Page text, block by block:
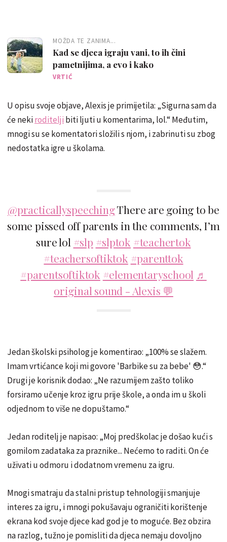
MOŽDA TE ZANIMA...
Kad se djeca igraju vani, to ih čini
pametnijima, a evo i kako
VRTIĆ
U opisu svoje objave, Alexis je primijetila: „Sigurna sam da
će nekiroditelji biti ljuti u komentarima, lol.“ Međutim,
mnogi su se komentatori složili s njom, i zabrinuti su zbog
nedostatka igre u školama.
@practicallyspeechingThere are going to be
some pissed off parents in the comments, I’m
sure lol #slp #slptok #teachertok
#teachersoftiktok #parenttok
#parentsoftiktok #elementaryschool ♬
original sound - Alexis 💬
Jedan školski psiholog je komentirao: „100% se slažem.
Imam vrtićance koji mi govore 'Barbike su za bebe' 😳.“
Drugi je korisnik dodao: „Ne razumijem zašto toliko
forsiramo učenje kroz igru prije škole, a onda im u školi
odjednom to više ne dopuštamo.“
Jedan roditelj je napisao: „Moj predškolac je došao kući s
gomilom zadataka za praznike... Nećemo to raditi. On će
uživati u odmoru i dodatnom vremenu za igru.
Mnogi smatraju da stalni pristup tehnologiji smanjuje
interes za igru, i mnogi pokušavaju ograničiti korištenje
ekrana kod svoje djece kad god je to moguće. Bez obzira
na razlog, tužno je pomisliti da djeca nemaju dovoljno